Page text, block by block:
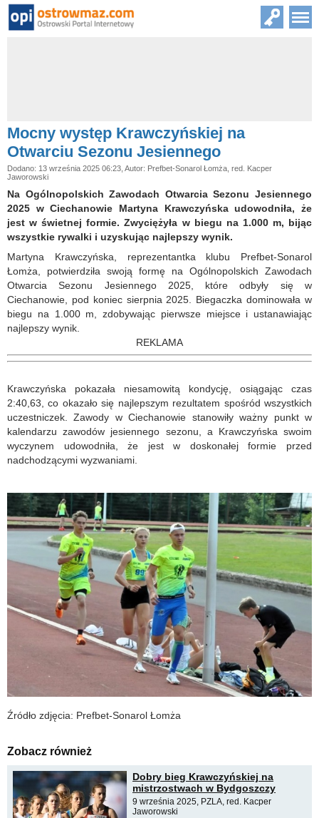
Mocny występ Krawczyńskiej na
Otwarciu Sezonu Jesiennego
Dodano: 13 września 2025 06:23, Autor: Prefbet-Sonarol Łomża, red. Kacper
Jaworowski
Na Ogólnopolskich Zawodach Otwarcia Sezonu Jesiennego
2025 w Ciechanowie Martyna Krawczyńska udowodniła, że
jest w świetnej formie. Zwyciężyła w biegu na 1.000 m, bijąc
wszystkie rywalki i uzyskując najlepszy wynik.
Martyna Krawczyńska, reprezentantka klubu Prefbet-Sonarol
Łomża, potwierdziła swoją formę na Ogólnopolskich Zawodach
Otwarcia Sezonu Jesiennego 2025, które odbyły się w
Ciechanowie, pod koniec sierpnia 2025. Biegaczka dominowała w
biegu na 1.000 m, zdobywając pierwsze miejsce i ustanawiając
najlepszy wynik.
REKLAMA
Krawczyńska pokazała niesamowitą kondycję, osiągając czas
2:40,63, co okazało się najlepszym rezultatem spośród wszystkich
uczestniczek. Zawody w Ciechanowie stanowiły ważny punkt w
kalendarzu zawodów jesiennego sezonu, a Krawczyńska swoim
wyczynem udowodniła, że jest w doskonałej formie przed
nadchodzącymi wyzwaniami.
Źródło zdjęcia: Prefbet-Sonarol Łomża
Zobacz również
Dobry bieg Krawczyńskiej na
mistrzostwach w Bydgoszczy
9 września 2025, PZLA, red. Kacper
Jaworowski